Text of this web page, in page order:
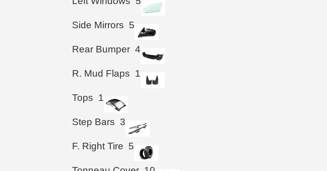
Side Mirrors 5
Rear Bumper 4
R. Mud Flaps 1
Tops 1
Step Bars 3
F. Right Tire 5